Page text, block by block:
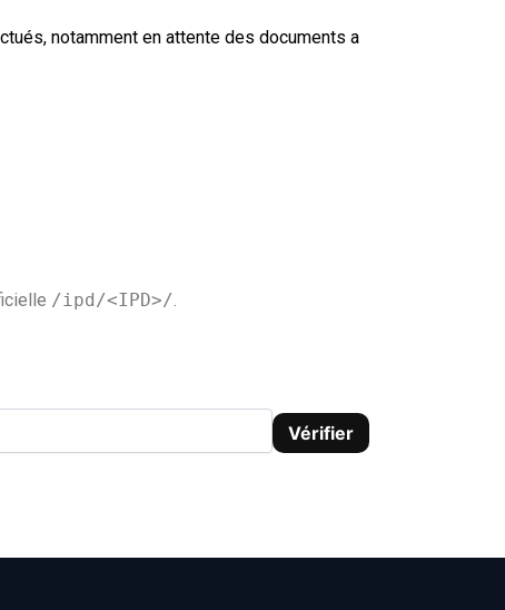
notamment en attente des documents a
/ipd/<IPD>/.
Vérifier